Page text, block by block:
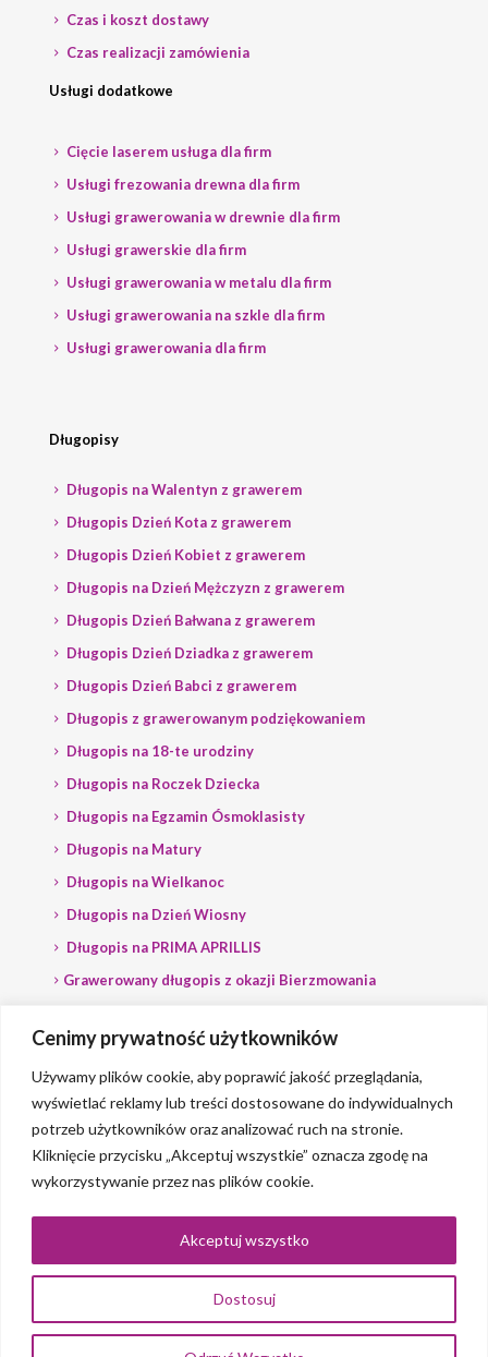
Cenimy prywatność użytkowników
Używamy plików cookie, aby poprawić jakość przeglądania,
wyświetlać reklamy lub treści dostosowane do indywidualnych
potrzeb użytkowników oraz analizować ruch na stronie.
Kliknięcie przycisku „Akceptuj wszystkie” oznacza zgodę na
wykorzystywanie przez nas plików cookie.
Dostosuj
Akceptuj wszystko
Czas i koszt dostawy
Czas realizacji zamówienia
Usługi dodatkowe
Cięcie laserem usługa dla firm
Usługi frezowania drewna dla firm
Usługi grawerowania w drewnie dla firm
Usługi grawerskie dla firm
Usługi grawerowania w metalu dla firm
Usługi grawerowania na szkle dla firm
Usługi grawerowania dla firm
Długopisy
Długopis na Walentyn z grawerem
Długopis Dzień Kota z grawerem
Długopis Dzień Kobiet z grawerem
Długopis na Dzień Mężczyzn z grawerem
Długopis Dzień Bałwana z grawerem
Długopis Dzień Dziadka z grawerem
Długopis Dzień Babci z grawerem
Długopis z grawerowanym podziękowaniem
Długopis na 18-te urodziny
Długopis na Roczek Dziecka
Długopis na Egzamin Ósmoklasisty
Długopis na Matury
Długopis na Wielkanoc
Długopis na Dzień Wiosny
Długopis na PRIMA APRILLIS
Grawerowany długopis z okazji Bierzmowania
Grawerowany długopis dla Polityka
© 2023 Grawerlik |2QBS